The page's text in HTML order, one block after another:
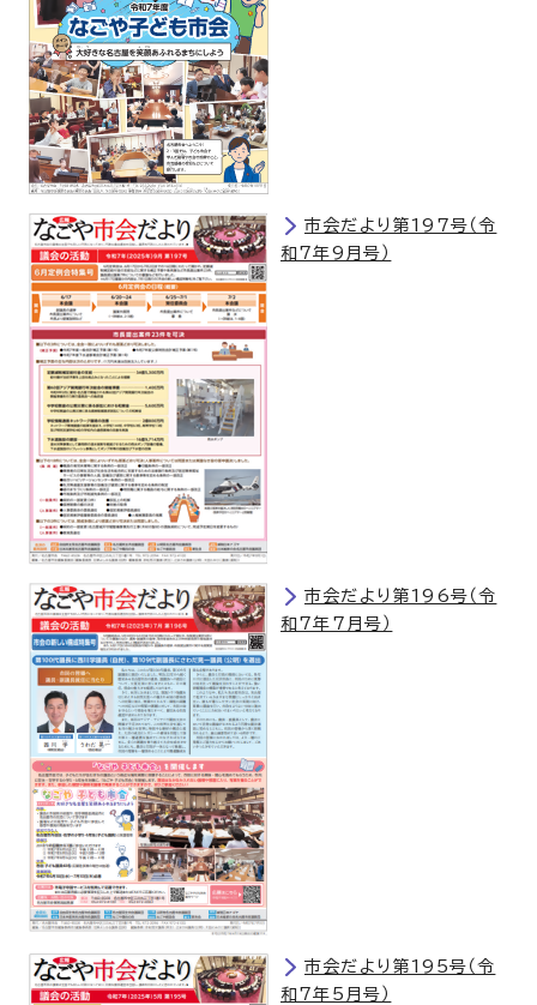
市会だより第197号（令
和7年9月号）
市会だより第196号（令
和7年7月号）
市会だより第195号（令
和7年5月号）